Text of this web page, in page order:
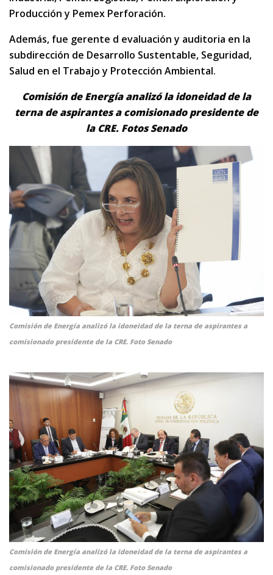
Producción y Pemex Perforación.
Además, fue gerente d evaluación y auditoria en la
subdirección de Desarrollo Sustentable, Seguridad,
Salud en el Trabajo y Protección Ambiental.
Comisión de Energía analizó la idoneidad de la
terna de aspirantes a comisionado presidente de
la CRE. Fotos Senado
Comisión de Energía analizó la idoneidad de la terna de aspirantes a
comisionado presidente de la CRE. Foto Senado
Comisión de Energía analizó la idoneidad de la terna de aspirantes a
comisionado presidente de la CRE. Foto Senado